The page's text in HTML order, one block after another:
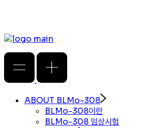
ABOUT BLMo-308
BLMo-308이란
BLMo-308 임상시험